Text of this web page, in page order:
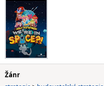
Žánr